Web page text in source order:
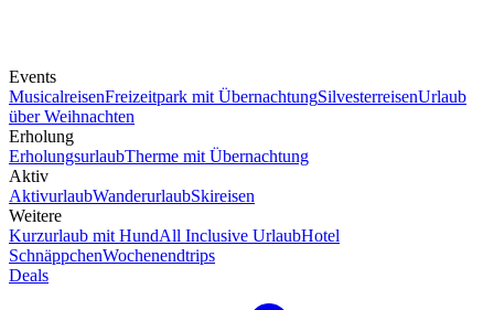
Events
MusicalreisenFreizeitpark mit ÜbernachtungSilvesterreisenUrlaub
über Weihnachten
Erholung
ErholungsurlaubTherme mit Übernachtung
Aktiv
AktivurlaubWanderurlaubSkireisen
Weitere
Kurzurlaub mit HundAll Inclusive UrlaubHotel
SchnäppchenWochenendtrips
Deals